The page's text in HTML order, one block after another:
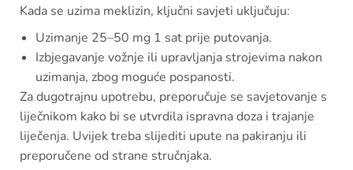
Kada se uzima meklizin, ključni savjeti uključuju:
Uzimanje 25–50 mg 1 sat prije putovanja.
Izbjegavanje vožnje ili upravljanja strojevima nakon
uzimanja, zbog moguće pospanosti.
Za dugotrajnu upotrebu, preporučuje se savjetovanje s
liječnikom kako bi se utvrdila ispravna doza i trajanje
liječenja. Uvijek treba slijediti upute na pakiranju ili
preporučene od strane stručnjaka.